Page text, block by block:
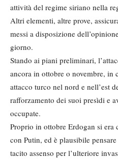
attività del regime siriano nella
Altri elementi, altre prove,
messi a disposizione
giorno.
Stando ai piani preliminari,
ancora in ottobre o novembre, in
attacco turco nel nord e nell’est
rafforzamento dei suoi presìdi e
occupate.
Proprio in ottobre Erdogan si era
con Putin, ed è plausibile
tacito assenso per l’ulteriore